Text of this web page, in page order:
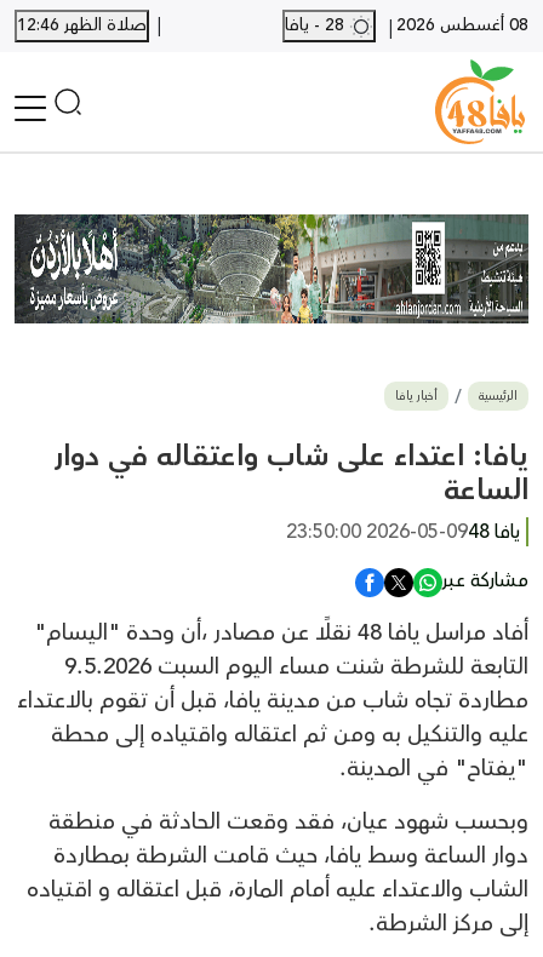
08 أغسطس 2026 |
| صلاة الظهر 12:46
أخبار محلية
أخبار يافا
SHORTS
أخبار اللد والرملة
بيع وشراء
أخبار القدس
وفيات
المزيد
ارسل خبر
الرئيسية أخبار يافا
يافا: اعتداء على شاب واعتقاله في دوار
الساعة
يافا 48
2026-05-09 23:50:00
مشاركة عبر
أفاد مراسل يافا 48 نقلًا عن مصادر ،أن وحدة "اليسام"
التابعة للشرطة شنت مساء اليوم السبت 9.5.2026
مطاردة تجاه شاب من مدينة يافا، قبل أن تقوم بالاعتداء
عليه والتنكيل به ومن ثم اعتقاله واقتياده إلى محطة
"يفتاح" في المدينة.
وبحسب شهود عيان، فقد وقعت الحادثة في منطقة
دوار الساعة وسط يافا، حيث قامت الشرطة بمطاردة
الشاب والاعتداء عليه أمام المارة، قبل اعتقاله و اقتياده
إلى مركز الشرطة.